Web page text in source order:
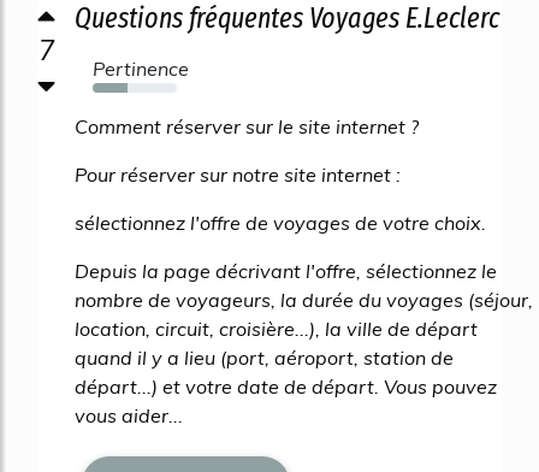
7
Questions fréquentes Voyages E.Leclerc
Pertinence
42%
Comment réserver sur le site internet ?
Pour réserver sur notre site internet :
sélectionnez l'offre de voyages de votre choix.
Depuis la page décrivant l'offre, sélectionnez le
nombre de voyageurs, la durée du voyages (séjour,
location, circuit, croisière...), la ville de départ
quand il y a lieu (port, aéroport, station de
départ...) et votre date de départ. Vous pouvez
vous aider...